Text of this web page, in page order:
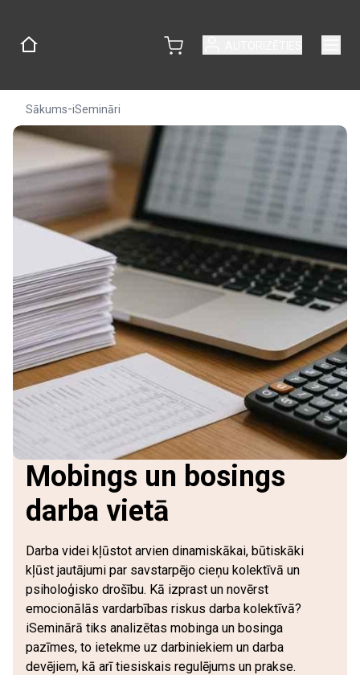
Sākums-iSemināri
Mobings un bosings
darba vietā
Darba videi kļūstot arvien dinamiskākai, būtiskāki
kļūst jautājumi par savstarpējo cieņu kolektīvā un
psiholoģisko drošību. Kā izprast un novērst
emocionālās vardarbības riskus darba kolektīvā?
iSeminārā tiks analizētas mobinga un bosinga
pazīmes, to ietekme uz darbiniekiem un darba
devējiem, kā arī tiesiskais regulējums un prakse.